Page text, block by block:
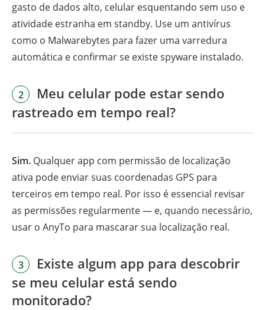
gasto de dados alto, celular esquentando sem uso e
atividade estranha em standby. Use um antivírus
como o Malwarebytes para fazer uma varredura
automática e confirmar se existe spyware instalado.
2
Meu celular pode estar sendo
rastreado em tempo real?
Sim. Qualquer app com permissão de localização
ativa pode enviar suas coordenadas GPS para
terceiros em tempo real. Por isso é essencial revisar
as permissões regularmente — e, quando necessário,
usar o AnyTo para mascarar sua localização real.
3
Existe algum app para descobrir
se meu celular está sendo
monitorado?